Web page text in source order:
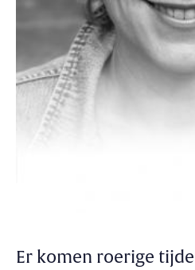
Er komen roerige